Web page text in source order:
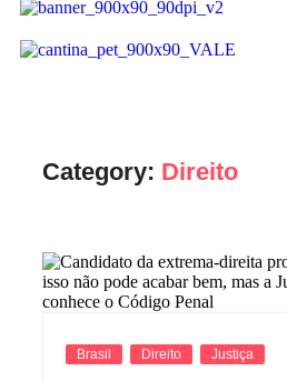
Category: Direito
Brasil Direito Justiça